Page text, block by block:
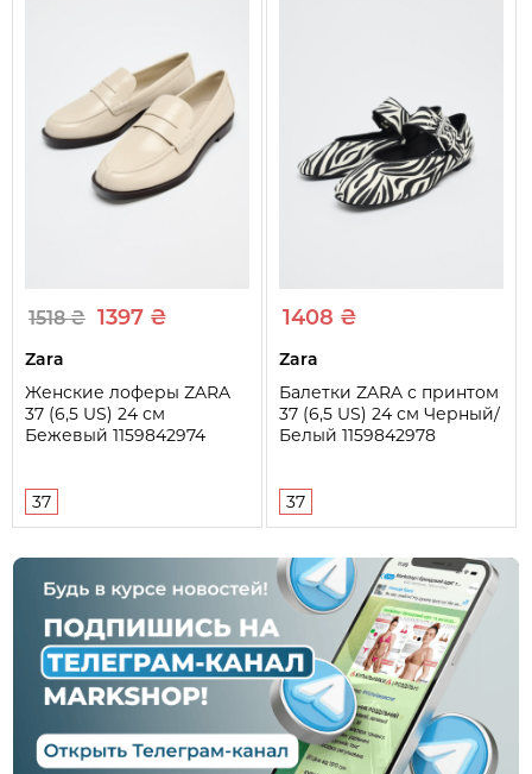
1518 ₴ 1397 ₴
Zara
Женские лоферы ZARA
37 (6,5 US) 24 см
Бежевый 1159842974
37
1408 ₴
Zara
Балетки ZARA с принтом
37 (6,5 US) 24 см Черный/
Белый 1159842978
37